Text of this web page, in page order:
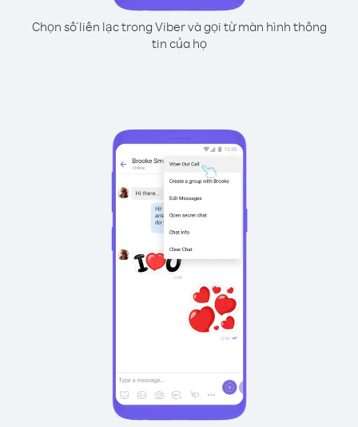
Chọn số liên lạc trong Viber và gọi từ màn hình thông
tin của họ